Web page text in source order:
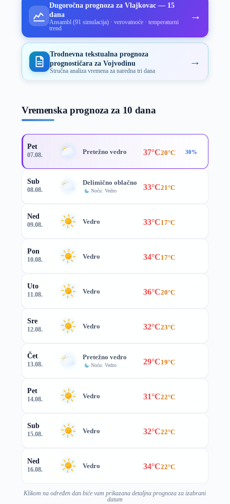
Dugoročna prognoza za Vlajkovac — 15
dana
Ansambl (91 simulacija) · verovatnoće · temperaturni
trend
→
Trodnevna tekstualna prognoza
prognostičara za Vojvodinu
Stručna analiza vremena za naredna tri dana
→
Vremenska prognoza za 10 dana
Pet
07.08. Pretežno vedro 37°C20°C 30%
Sub
08.08.
Delimično oblačno
Noću: Vedro 33°C21°C
Ned
09.08. Vedro 33°C17°C
Pon
10.08. Vedro 34°C17°C
Uto
11.08. Vedro 36°C20°C
Sre
12.08. Vedro 32°C23°C
Čet
13.08.
Pretežno vedro
Noću: Vedro 29°C19°C
Pet
14.08. Vedro 31°C22°C
Sub
15.08. Vedro 32°C22°C
Ned
16.08. Vedro 34°C22°C
Klikom na određen dan biće vam prikazana detaljna prognoza za izabrani
datum